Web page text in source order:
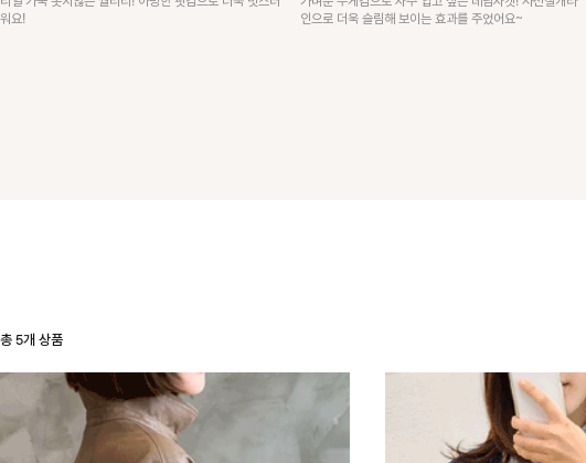
워요!
인으로 더욱 슬림해 보이는 효과를 주었어요~
총 5개 상품